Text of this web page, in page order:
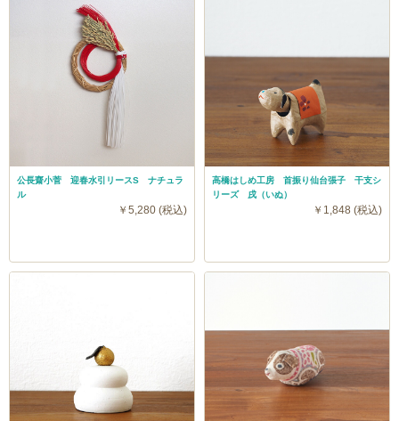
公長齋小菅 迎春水引リースS ナチュラ
ル
￥5,280 (税込)
高橋はしめ工房 首振り仙台張子 干支シ
リーズ 戌（いぬ）
￥1,848 (税込)